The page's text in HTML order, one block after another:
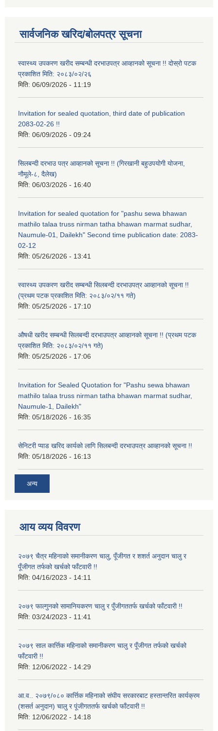
सार्वजनिक खरिद/बोलपत्र सूचना
स्वास्थ्य उपकरण खरीद सम्बन्धी दरभाउपत्र आव्हानको सूचना !! दोस्रो पटक
प्रकाशित मिति: २०८३/०२/२६
मिति: 06/09/2026 - 11:19
Invitation for sealed quotation, third date of publication
2083-02-26 !!
मिति: 06/09/2026 - 09:24
सिलबन्दी दरभाउ पत्र आव्हानको सूचना !! (गिरखानी बहुउपयोगी योजना,
नौमूले-८, दैलेख)
मिति: 06/03/2026 - 16:40
Invitation for sealed quotation for "pashu sewa bhawan
mathilo talaa truss nirman tatha bhawan marmat sudhar,
Naumule-01, Dailekh" Second time publication date: 2083-
02-12
मिति: 05/26/2026 - 13:41
स्वास्थ्य उपकरण खरीद सम्बन्धी सिलबन्दी दरभाउपत्र आव्हानको सूचना !!
(प्रथम पटक प्रकाशित मिति: २०८३/०२/११ गते)
मिति: 05/25/2026 - 17:10
औषधी खरीद सम्बन्धी सिलबन्दी दरभाउपत्र आव्हानको सूचना !! (प्रथम पटक
प्रकाशित मिति: २०८३/०२/११ गते)
मिति: 05/25/2026 - 17:06
Invitation for Sealed Quotation for "Pashu sewa bhawan
mathilo talaa truss nirman tatha bhawan marmat sudhar,
Naumule-1, Dailekh"
मिति: 05/18/2026 - 16:35
सेनिटरी प्याड खरिद कार्यको लागि सिलबन्दी दरभाउपत्र आव्हानको सूचना !!
मिति: 05/18/2026 - 16:13
अन्य
आय व्यय विवरण
२०७९ चैत्र महिनाको समानीकरण चालु, पूँजीगत र शशर्त अनुदान चालु र
पूँजीगत तर्फको खर्चको फाँटवारी !!
मिति: 04/16/2023 - 14:11
२०७९ फाल्गुनको सामानियकरण चालु र पुँजीगततर्फ खर्चको फाँटवारी !!
मिति: 03/24/2023 - 11:41
२०७९ साल कार्त्तिक महिनाको समानीकरण चालु र पूँजीगत तर्फको खर्चको
फाँटवारी !!
मिति: 12/06/2022 - 14:29
आ.व.. २०७९/०८० कार्त्तिक महिनाको संघीय सरकारबाट हस्तान्तरित कार्यक्रम
(शसर्त अनुदान) चालु र पूंजीगततर्फ खर्चको फाँटवारी !!
मिति: 12/06/2022 - 14:18